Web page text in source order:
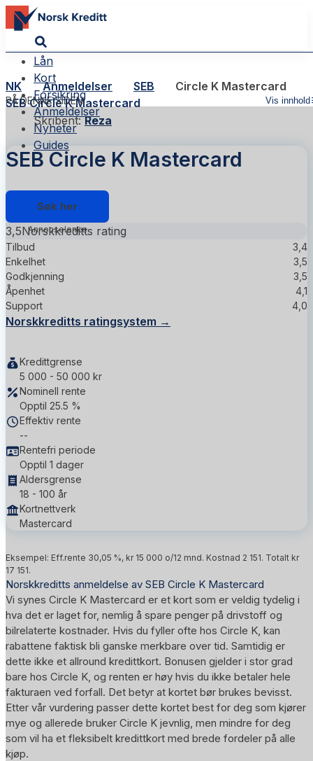
Lån
Kort
Forsikring
Anmeldelser
Nyheter
Guides
NK Anmeldelser SEB Circle K Mastercard
PÅ DENNE SIDEN Vis innhold
SEB Circle K Mastercard
Skribent:Reza
SEB Circle K Mastercard
Søk her
3,5Norskkreditts rating
Tilbud
3,4
Enkelhet
3,5
Godkjenning
3,5
Åpenhet
4,1
Support
4,0
Norskkreditts ratingsystem →
Kredittgrense
5 000 - 50 000 kr
Nominell rente
Opptil 25.5 %
Effektiv rente
--
Rentefri periode
Opptil 1 dager
Aldersgrense
18 - 100 år
Kortnettverk
Mastercard
Eksempel: Eff.rente 30,05 %, kr 15 000 o/12 mnd. Kostnad 2 151. Totalt kr
17 151.
Norskkreditts anmeldelse av SEB Circle K Mastercard
Vi synes Circle K Mastercard er et kort som er veldig tydelig i
hva det er laget for, nemlig å spare penger på drivstoff og
bilrelaterte kostnader. Hvis du fyller ofte hos Circle K, kan
rabattene faktisk bli ganske merkbare over tid. Samtidig er
dette ikke et allround kredittkort. Bonusen gjelder i stor grad
bare hos Circle K, og renten er høy hvis du ikke betaler hele
fakturaen ved forfall. Det betyr at kortet bør brukes bevisst.
Etter vår vurdering passer dette kortet best for deg som kjører
mye og allerede bruker Circle K jevnlig, men mindre for deg
som vil ha et fleksibelt kredittkort med brede fordeler på alle
kjøp.